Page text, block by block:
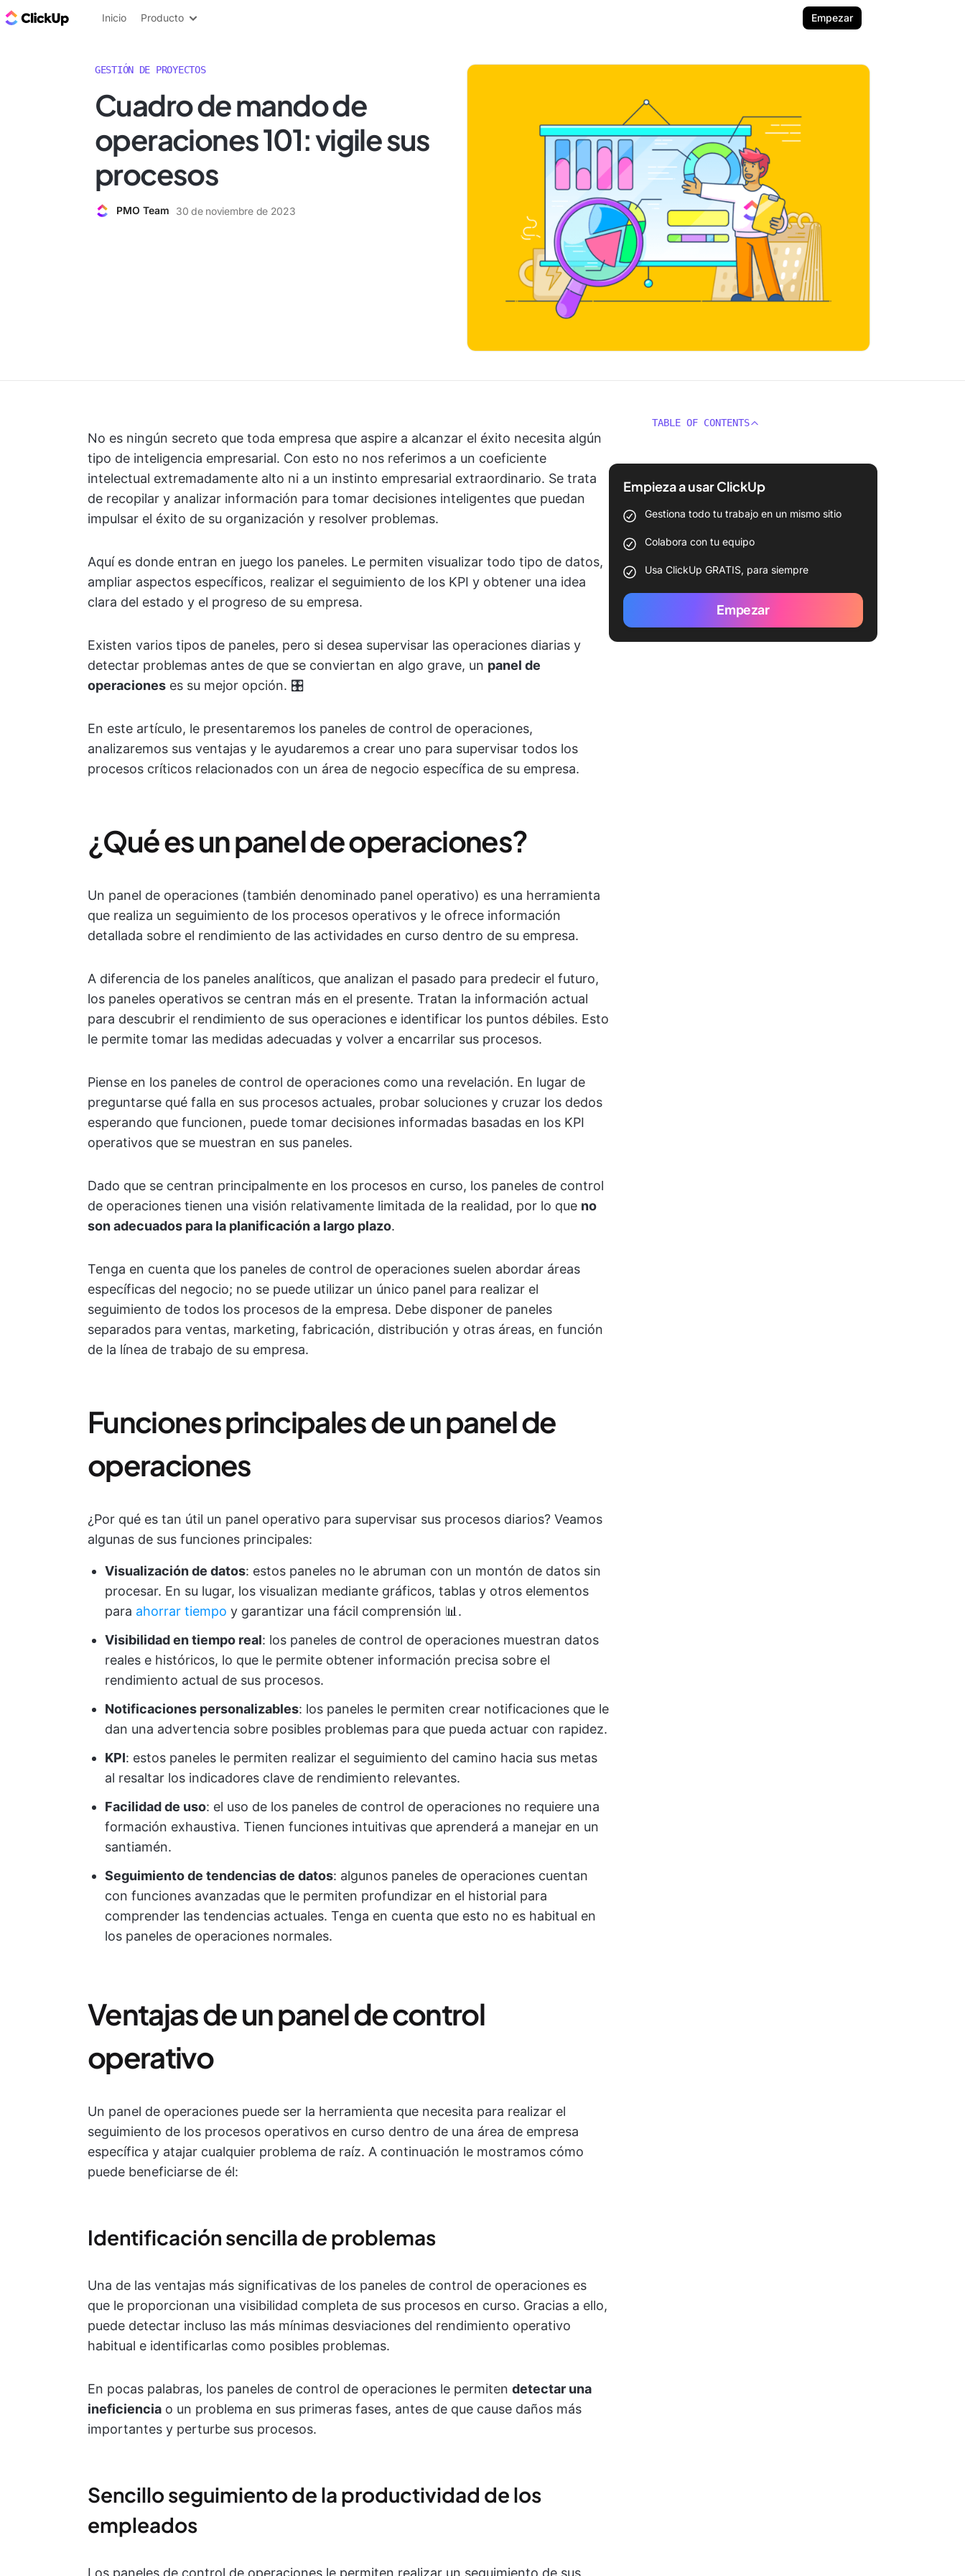
ClickUp Blog
Inicio Producto Empezar
GESTIÓN DE PROYECTOS
Cuadro de mando de
operaciones 101: vigile sus
procesos
PMO Team 30 de noviembre de 2023
No es ningún secreto que toda empresa que aspire a alcanzar el éxito necesita algún
tipo de inteligencia empresarial. Con esto no nos referimos a un coeficiente
intelectual extremadamente alto ni a un instinto empresarial extraordinario. Se trata
de recopilar y analizar información para tomar decisiones inteligentes que puedan
impulsar el éxito de su organización y resolver problemas.
Aquí es donde entran en juego los paneles. Le permiten visualizar todo tipo de datos,
ampliar aspectos específicos, realizar el seguimiento de los KPI y obtener una idea
clara del estado y el progreso de su empresa.
Existen varios tipos de paneles, pero si desea supervisar las operaciones diarias y
detectar problemas antes de que se conviertan en algo grave, un panel de
operaciones es su mejor opción. 🎛️
En este artículo, le presentaremos los paneles de control de operaciones,
analizaremos sus ventajas y le ayudaremos a crear uno para supervisar todos los
procesos críticos relacionados con un área de negocio específica de su empresa.
¿Qué es un panel de operaciones?
Un panel de operaciones (también denominado panel operativo) es una herramienta
que realiza un seguimiento de los procesos operativos y le ofrece información
detallada sobre el rendimiento de las actividades en curso dentro de su empresa.
A diferencia de los paneles analíticos, que analizan el pasado para predecir el futuro,
los paneles operativos se centran más en el presente. Tratan la información actual
para descubrir el rendimiento de sus operaciones e identificar los puntos débiles. Esto
le permite tomar las medidas adecuadas y volver a encarrilar sus procesos.
Piense en los paneles de control de operaciones como una revelación. En lugar de
preguntarse qué falla en sus procesos actuales, probar soluciones y cruzar los dedos
esperando que funcionen, puede tomar decisiones informadas basadas en los KPI
operativos que se muestran en sus paneles.
Dado que se centran principalmente en los procesos en curso, los paneles de control
de operaciones tienen una visión relativamente limitada de la realidad, por lo que no
son adecuados para la planificación a largo plazo.
Tenga en cuenta que los paneles de control de operaciones suelen abordar áreas
específicas del negocio; no se puede utilizar un único panel para realizar el
seguimiento de todos los procesos de la empresa. Debe disponer de paneles
separados para ventas, marketing, fabricación, distribución y otras áreas, en función
de la línea de trabajo de su empresa.
Funciones principales de un panel de
operaciones
¿Por qué es tan útil un panel operativo para supervisar sus procesos diarios? Veamos
algunas de sus funciones principales:
Visualización de datos: estos paneles no le abruman con un montón de datos sin
procesar. En su lugar, los visualizan mediante gráficos, tablas y otros elementos
para ahorrar tiempo y garantizar una fácil comprensión 📊.
Visibilidad en tiempo real: los paneles de control de operaciones muestran datos
reales e históricos, lo que le permite obtener información precisa sobre el
rendimiento actual de sus procesos.
Notificaciones personalizables: los paneles le permiten crear notificaciones que le
dan una advertencia sobre posibles problemas para que pueda actuar con rapidez.
KPI: estos paneles le permiten realizar el seguimiento del camino hacia sus metas
al resaltar los indicadores clave de rendimiento relevantes.
Facilidad de uso: el uso de los paneles de control de operaciones no requiere una
formación exhaustiva. Tienen funciones intuitivas que aprenderá a manejar en un
santiamén.
Seguimiento de tendencias de datos: algunos paneles de operaciones cuentan
con funciones avanzadas que le permiten profundizar en el historial para
comprender las tendencias actuales. Tenga en cuenta que esto no es habitual en
los paneles de operaciones normales.
Ventajas de un panel de control
operativo
Un panel de operaciones puede ser la herramienta que necesita para realizar el
seguimiento de los procesos operativos en curso dentro de una área de empresa
específica y atajar cualquier problema de raíz. A continuación le mostramos cómo
puede beneficiarse de él:
Identificación sencilla de problemas
Una de las ventajas más significativas de los paneles de control de operaciones es
que le proporcionan una visibilidad completa de sus procesos en curso. Gracias a ello,
puede detectar incluso las más mínimas desviaciones del rendimiento operativo
habitual e identificarlas como posibles problemas.
En pocas palabras, los paneles de control de operaciones le permiten detectar una
ineficiencia o un problema en sus primeras fases, antes de que cause daños más
importantes y perturbe sus procesos.
Sencillo seguimiento de la productividad de los
empleados
Los paneles de control de operaciones le permiten realizar un seguimiento de sus
TABLE OF CONTENTS
Empieza a usar ClickUp
Gestiona todo tu trabajo en un mismo sitio
Colabora con tu equipo
Usa ClickUp GRATIS, para siempre
Empezar